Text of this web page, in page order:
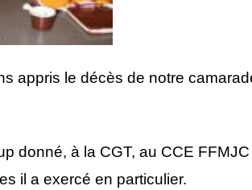
appris le décès de notre
donné, à la CGT, au CCE
il a exercé en particulier.